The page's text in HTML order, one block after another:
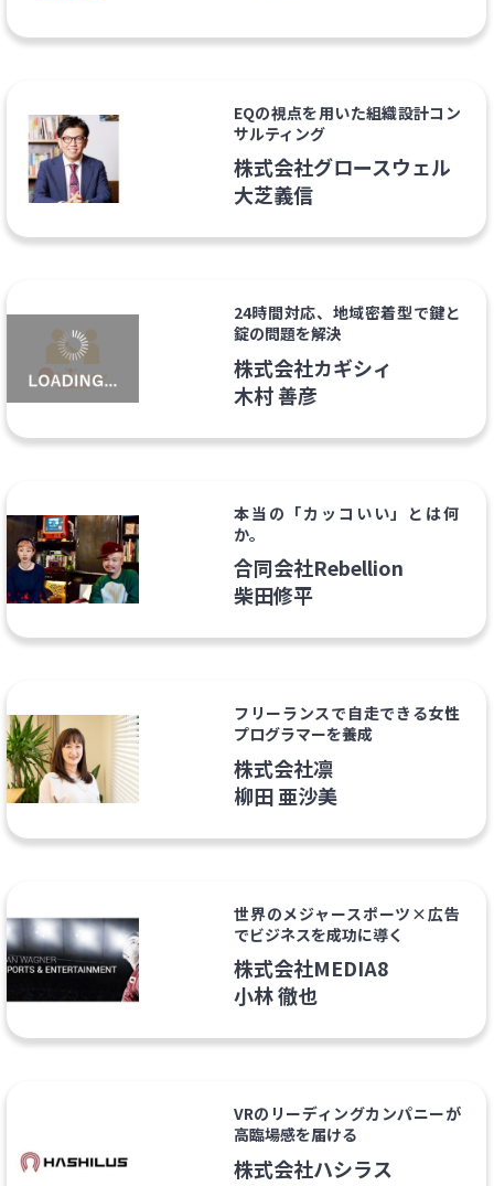
EQの視点を用いた組織設計コン
サルティング
株式会社グロースウェル
大芝義信
24時間対応、地域密着型で鍵と
錠の問題を解決
株式会社カギシィ
木村 善彦
本当の「カッコいい」とは何
か。
合同会社Rebellion
柴田修平
フリーランスで自走できる女性
プログラマーを養成
株式会社凛
柳田 亜沙美
世界のメジャースポーツ×広告
でビジネスを成功に導く
株式会社MEDIA8
小林 徹也
VRのリーディングカンパニーが
高臨場感を届ける
株式会社ハシラス